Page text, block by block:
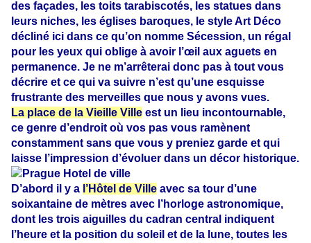
des façades, les toits tarabiscotés, les statues dans
leurs niches, les églises baroques, le style Art Déco
décliné ici dans ce qu’on nomme Sécession, un régal
pour les yeux qui oblige à avoir l’œil aux aguets en
permanence. Je ne m’arrêterai donc pas à tout vous
décrire et ce qui va suivre n’est qu’une esquisse
frustrante des merveilles que nous y avons vues.
La place de la Vieille Ville est un lieu incontournable,
ce genre d’endroit où vos pas vous ramènent
constamment sans que vous y preniez garde et qui
laisse l’impression d’évoluer dans un décor historique.
D’abord il y a l’Hôtel de Ville avec sa tour d’une
soixantaine de mètres avec l’horloge astronomique,
dont les trois aiguilles du cadran central indiquent
l’heure et la position du soleil et de la lune, toutes les